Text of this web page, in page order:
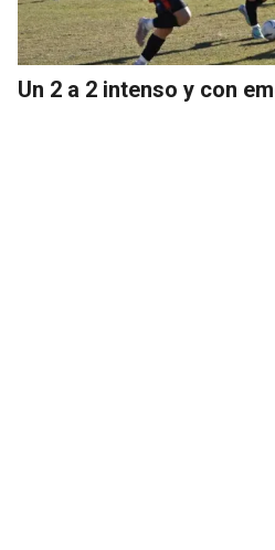
Un 2 a 2 intenso y con